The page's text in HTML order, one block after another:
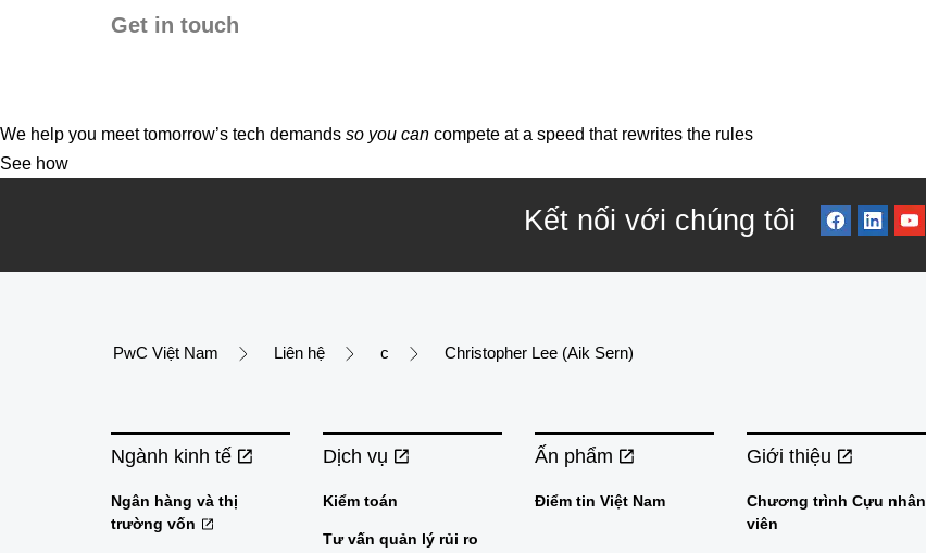
Get in touch
We help you meet tomorrow’s tech demands so you can compete at a speed that rewrites the rules
See how
Kết nối với chúng tôi
PwC Việt Nam Liên hệ c Christopher Lee (Aik Sern)
Ngành kinh tế
Ngân hàng và thị
trường vốn
Dịch vụ
Kiểm toán
Tư vấn quản lý rủi ro
Ấn phẩm
Điểm tin Việt Nam
Giới thiệu
Chương trình Cựu nhân
viên